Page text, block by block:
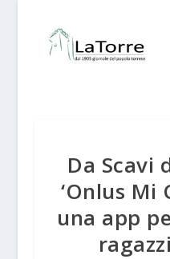
Da Scavi
‘Onlus Mi
una app